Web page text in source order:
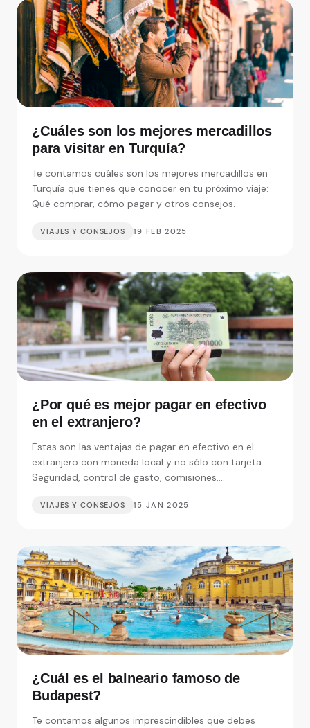
¿Cuáles son los mejores mercadillos
para visitar en Turquía?
Te contamos cuáles son los mejores mercadillos en
Turquía que tienes que conocer en tu próximo viaje:
Qué comprar, cómo pagar y otros consejos.
VIAJES Y CONSEJOS 19 FEB 2025
¿Por qué es mejor pagar en efectivo
en el extranjero?
Estas son las ventajas de pagar en efectivo en el
extranjero con moneda local y no sólo con tarjeta:
Seguridad, control de gasto, comisiones....
VIAJES Y CONSEJOS 15 JAN 2025
¿Cuál es el balneario famoso de
Budapest?
Te contamos algunos imprescindibles que debes